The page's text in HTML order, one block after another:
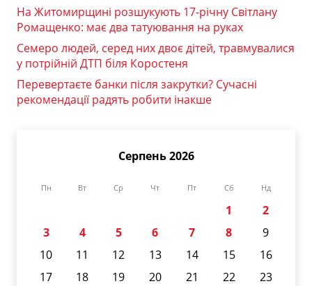
На Житомирщині розшукують 17-річну Світлану
Ромащенко: має два татуювання на руках
Семеро людей, серед них двоє дітей, травмувалися
у потрійній ДТП біля Коростеня
Перевертаєте банки після закрутки? Сучасні
рекомендації радять робити інакше
Серпень 2026
Пн Вт Ср Чт Пт Сб Нд
1
2
3
4 5 6 7 8
9
10
11 12 13 14 15
16
17
18 19 20 21 22
23